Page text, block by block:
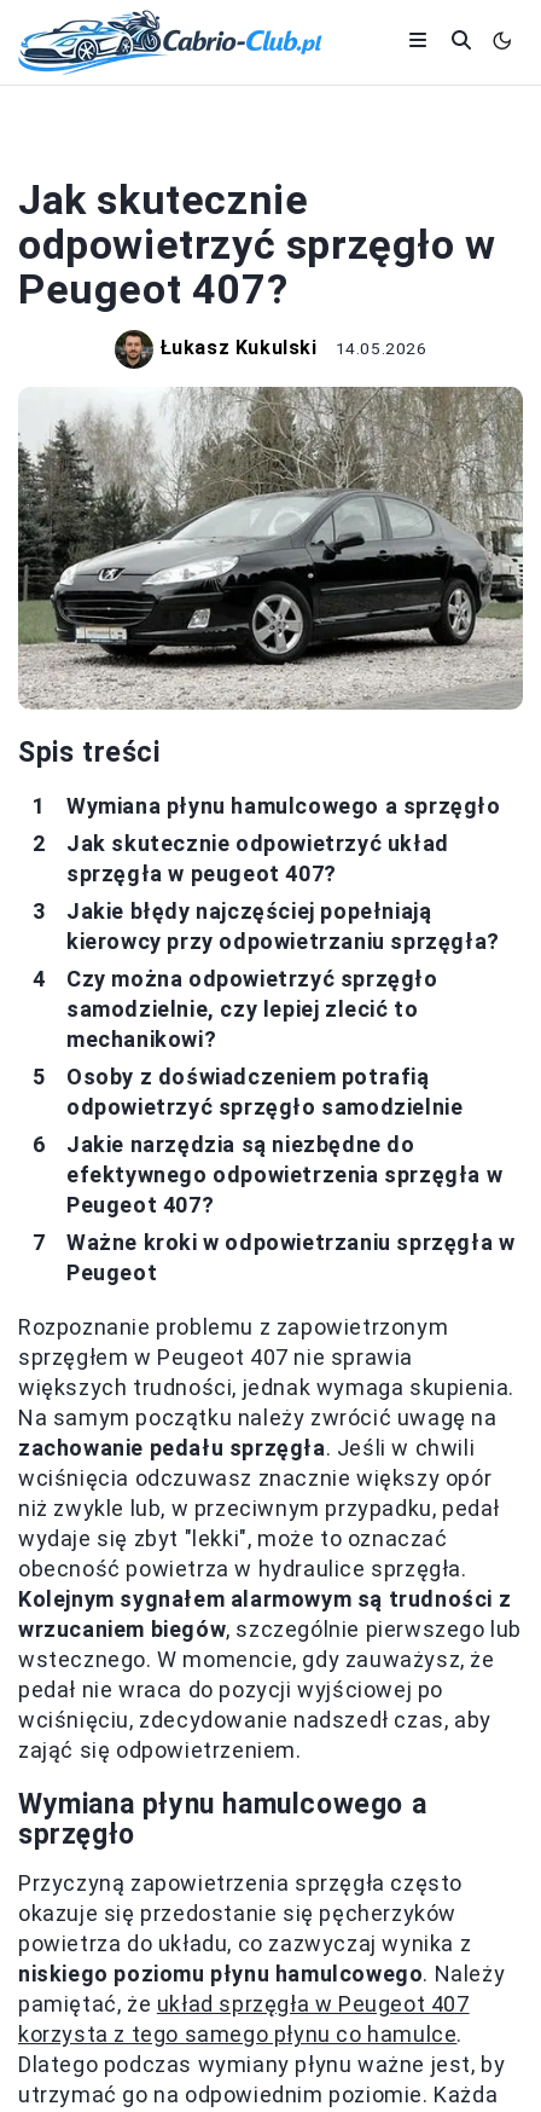
Jak skutecznie
odpowietrzyć sprzęgło w
Peugeot 407?
Łukasz Kukulski 14.05.2026
Spis treści
Wymiana płynu hamulcowego a sprzęgło
Jak skutecznie odpowietrzyć układ
sprzęgła w peugeot 407?
Jakie błędy najczęściej popełniają
kierowcy przy odpowietrzaniu sprzęgła?
Czy można odpowietrzyć sprzęgło
samodzielnie, czy lepiej zlecić to
mechanikowi?
Osoby z doświadczeniem potrafią
odpowietrzyć sprzęgło samodzielnie
Jakie narzędzia są niezbędne do
efektywnego odpowietrzenia sprzęgła w
Peugeot 407?
Ważne kroki w odpowietrzaniu sprzęgła w
Peugeot
Rozpoznanie problemu z zapowietrzonym
sprzęgłem w Peugeot 407 nie sprawia
większych trudności, jednak wymaga skupienia.
Na samym początku należy zwrócić uwagę na
zachowanie pedału sprzęgła. Jeśli w chwili
wciśnięcia odczuwasz znacznie większy opór
niż zwykle lub, w przeciwnym przypadku, pedał
wydaje się zbyt "lekki", może to oznaczać
obecność powietrza w hydraulice sprzęgła.
Kolejnym sygnałem alarmowym są trudności z
wrzucaniem biegów, szczególnie pierwszego lub
wstecznego. W momencie, gdy zauważysz, że
pedał nie wraca do pozycji wyjściowej po
wciśnięciu, zdecydowanie nadszedł czas, aby
zająć się odpowietrzeniem.
Wymiana płynu hamulcowego a
sprzęgło
Przyczyną zapowietrzenia sprzęgła często
okazuje się przedostanie się pęcherzyków
powietrza do układu, co zazwyczaj wynika z
niskiego poziomu płynu hamulcowego. Należy
pamiętać, że układ sprzęgła w Peugeot 407
korzysta z tego samego płynu co hamulce.
Dlatego podczas wymiany płynu ważne jest, by
utrzymać go na odpowiednim poziomie. Każda